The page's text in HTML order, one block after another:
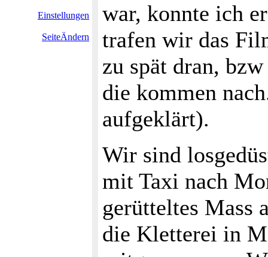
Einstellungen
SeiteÄndern
war, konnte ich
trafen wir das
zu spät dran,
die kommen
aufgeklärt).
Wir sind
mit Taxi nach
gerütteltes Mass
die Kletterei in